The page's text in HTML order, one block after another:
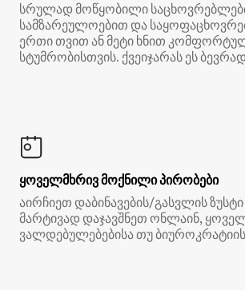
სრულად მოწყობილი
სამზარეულოებით და
ერთი თვით ან მეტი ხნით
სტუმრობისთვის. ქვეიჯარას ეს
ყოველმხრივ მოქნილი პირობები
აირჩიეთ დაბინავების/გასვლის
მარტივად დაჯავშნეთ ონლაინ,
ვალდებულებებისა თუ